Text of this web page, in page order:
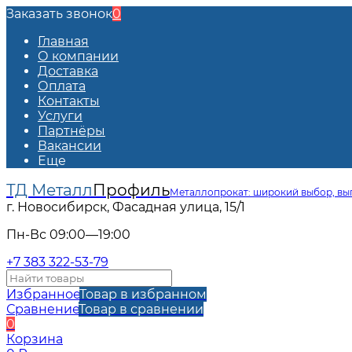
Заказать звонок0
Главная
О компании
Доставка
Оплата
Контакты
Услуги
Партнёры
Вакансии
Еще
ТД МеталлПрофильМеталлопрокат: широкий выбор,
г. Новосибирск, Фасадная улица, 15/1
Пн-Вс 09:00—19:00
+7 383 322-53-79
ИзбранноеТовар в избранном
СравнениеТовар в сравнении
0
Корзина